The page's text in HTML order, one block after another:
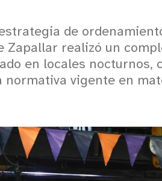
de
Zapallar realizó un
en locales nocturnos,
normativa vigente en